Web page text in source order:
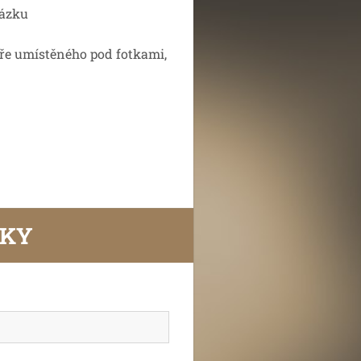
umístěného pod fotkami,